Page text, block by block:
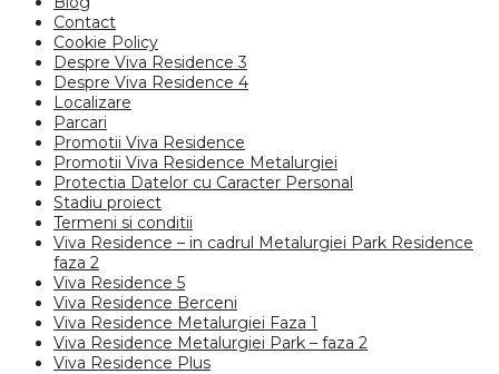
Contact
Cookie Policy
Despre Viva Residence 3
Despre Viva Residence 4
Localizare
Parcari
Promotii Viva Residence
Promotii Viva Residence Metalurgiei
Protectia Datelor cu Caracter Personal
Stadiu proiect
Termeni si conditii
Viva Residence – in cadrul Metalurgiei Park Residence
faza 2
Viva Residence 5
Viva Residence Berceni
Viva Residence Metalurgiei Faza 1
Viva Residence Metalurgiei Park – faza 2
Viva Residence Plus